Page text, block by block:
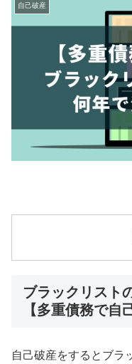
自己破産
ブラックリスト
【多重債務で自
自己破産をするとブラ